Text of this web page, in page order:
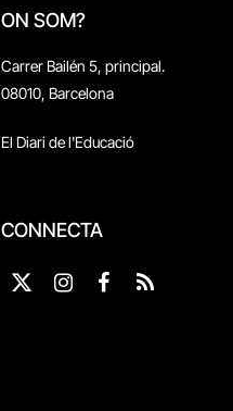
ON SOM?
Carrer Bailén 5, principal.
08010, Barcelona
El Diari de l'Educació
CONNECTA
X
Instagram
Facebook
RSS